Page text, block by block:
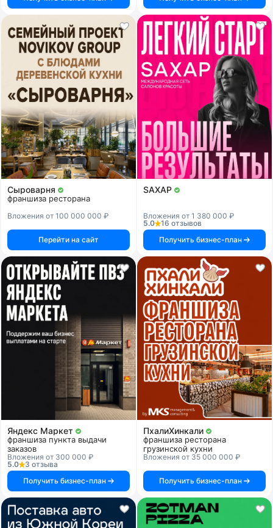
Сыроварня
франшиза ресторана
Вложения от 100 000 000 ₽
Перейти на сайт
SAXAP
Вложения от 1 380 000 ₽
5.0
16 отзывов
Получить бизнес-план
Яндекс Маркет
франшиза пункта выдачи
заказов
Вложения от 300 000 ₽
5.0
3 отзыва
Получить бизнес-план
ПхалиХинкали
франшиза ресторана
грузинской кухни
Вложения от 35 000 000 ₽
Получить бизнес-план